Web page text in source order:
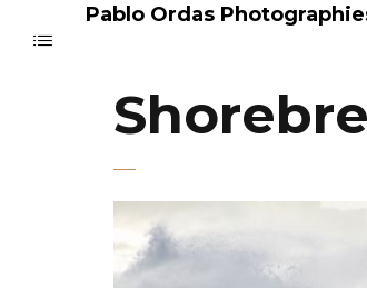
Pablo Ordas